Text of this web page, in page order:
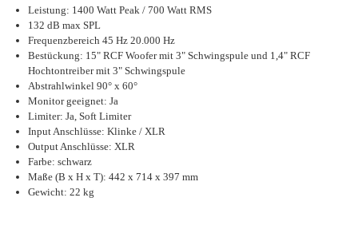
Leistung: 1400 Watt Peak / 700 Watt RMS
132 dB max SPL
Frequenzbereich 45 Hz 20.000 Hz
Bestückung: 15" RCF Woofer mit 3" Schwingspule und 1,4" RCF
Hochtontreiber mit 3" Schwingspule
Abstrahlwinkel 90° x 60°
Monitor geeignet: Ja
Limiter: Ja, Soft Limiter
Input Anschlüsse: Klinke / XLR
Output Anschlüsse: XLR
Farbe: schwarz
Maße (B x H x T): 442 x 714 x 397 mm
Gewicht: 22 kg